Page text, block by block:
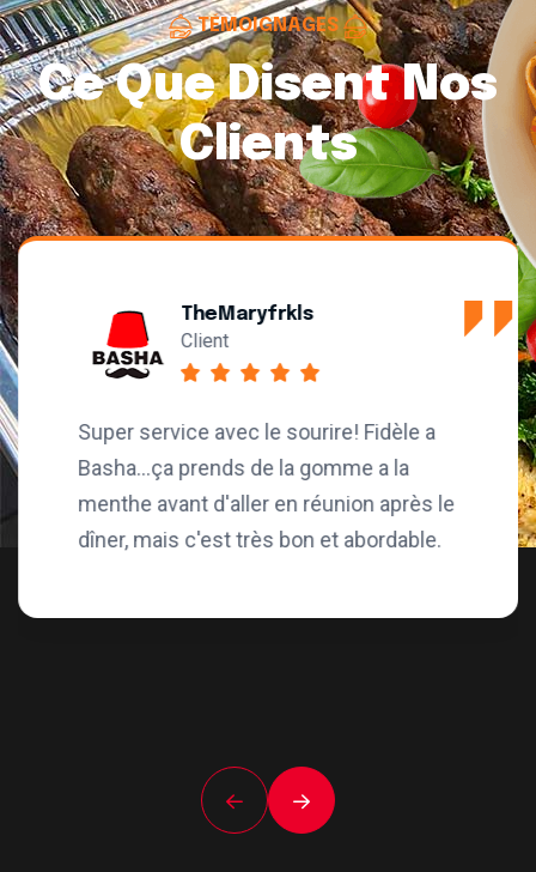
TÉMOIGNAGES
Ce Que Disent Nos
Clients
TheMaryfrkls
Client
Super service avec le sourire! Fidèle a
Basha...ça prends de la gomme a la
menthe avant d'aller en réunion après le
dîner, mais c'est très bon et abordable.